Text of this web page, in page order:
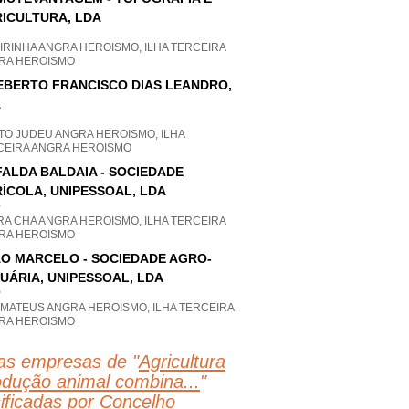
LDA
ANGRA HEROISMO, ILHA TERCEIRA
HEROISMO
FRANCISCO DIAS LEANDRO,
JUDEU ANGRA HEROISMO, ILHA
ANGRA HEROISMO
BALDAIA - SOCIEDADE
UNIPESSOAL, LDA
CHA ANGRA HEROISMO, ILHA TERCEIRA
HEROISMO
MARCELO - SOCIEDADE AGRO-
UNIPESSOAL, LDA
ANGRA HEROISMO, ILHA TERCEIRA
HEROISMO
empresas de "Agricultura
animal combina... "
por Concelho